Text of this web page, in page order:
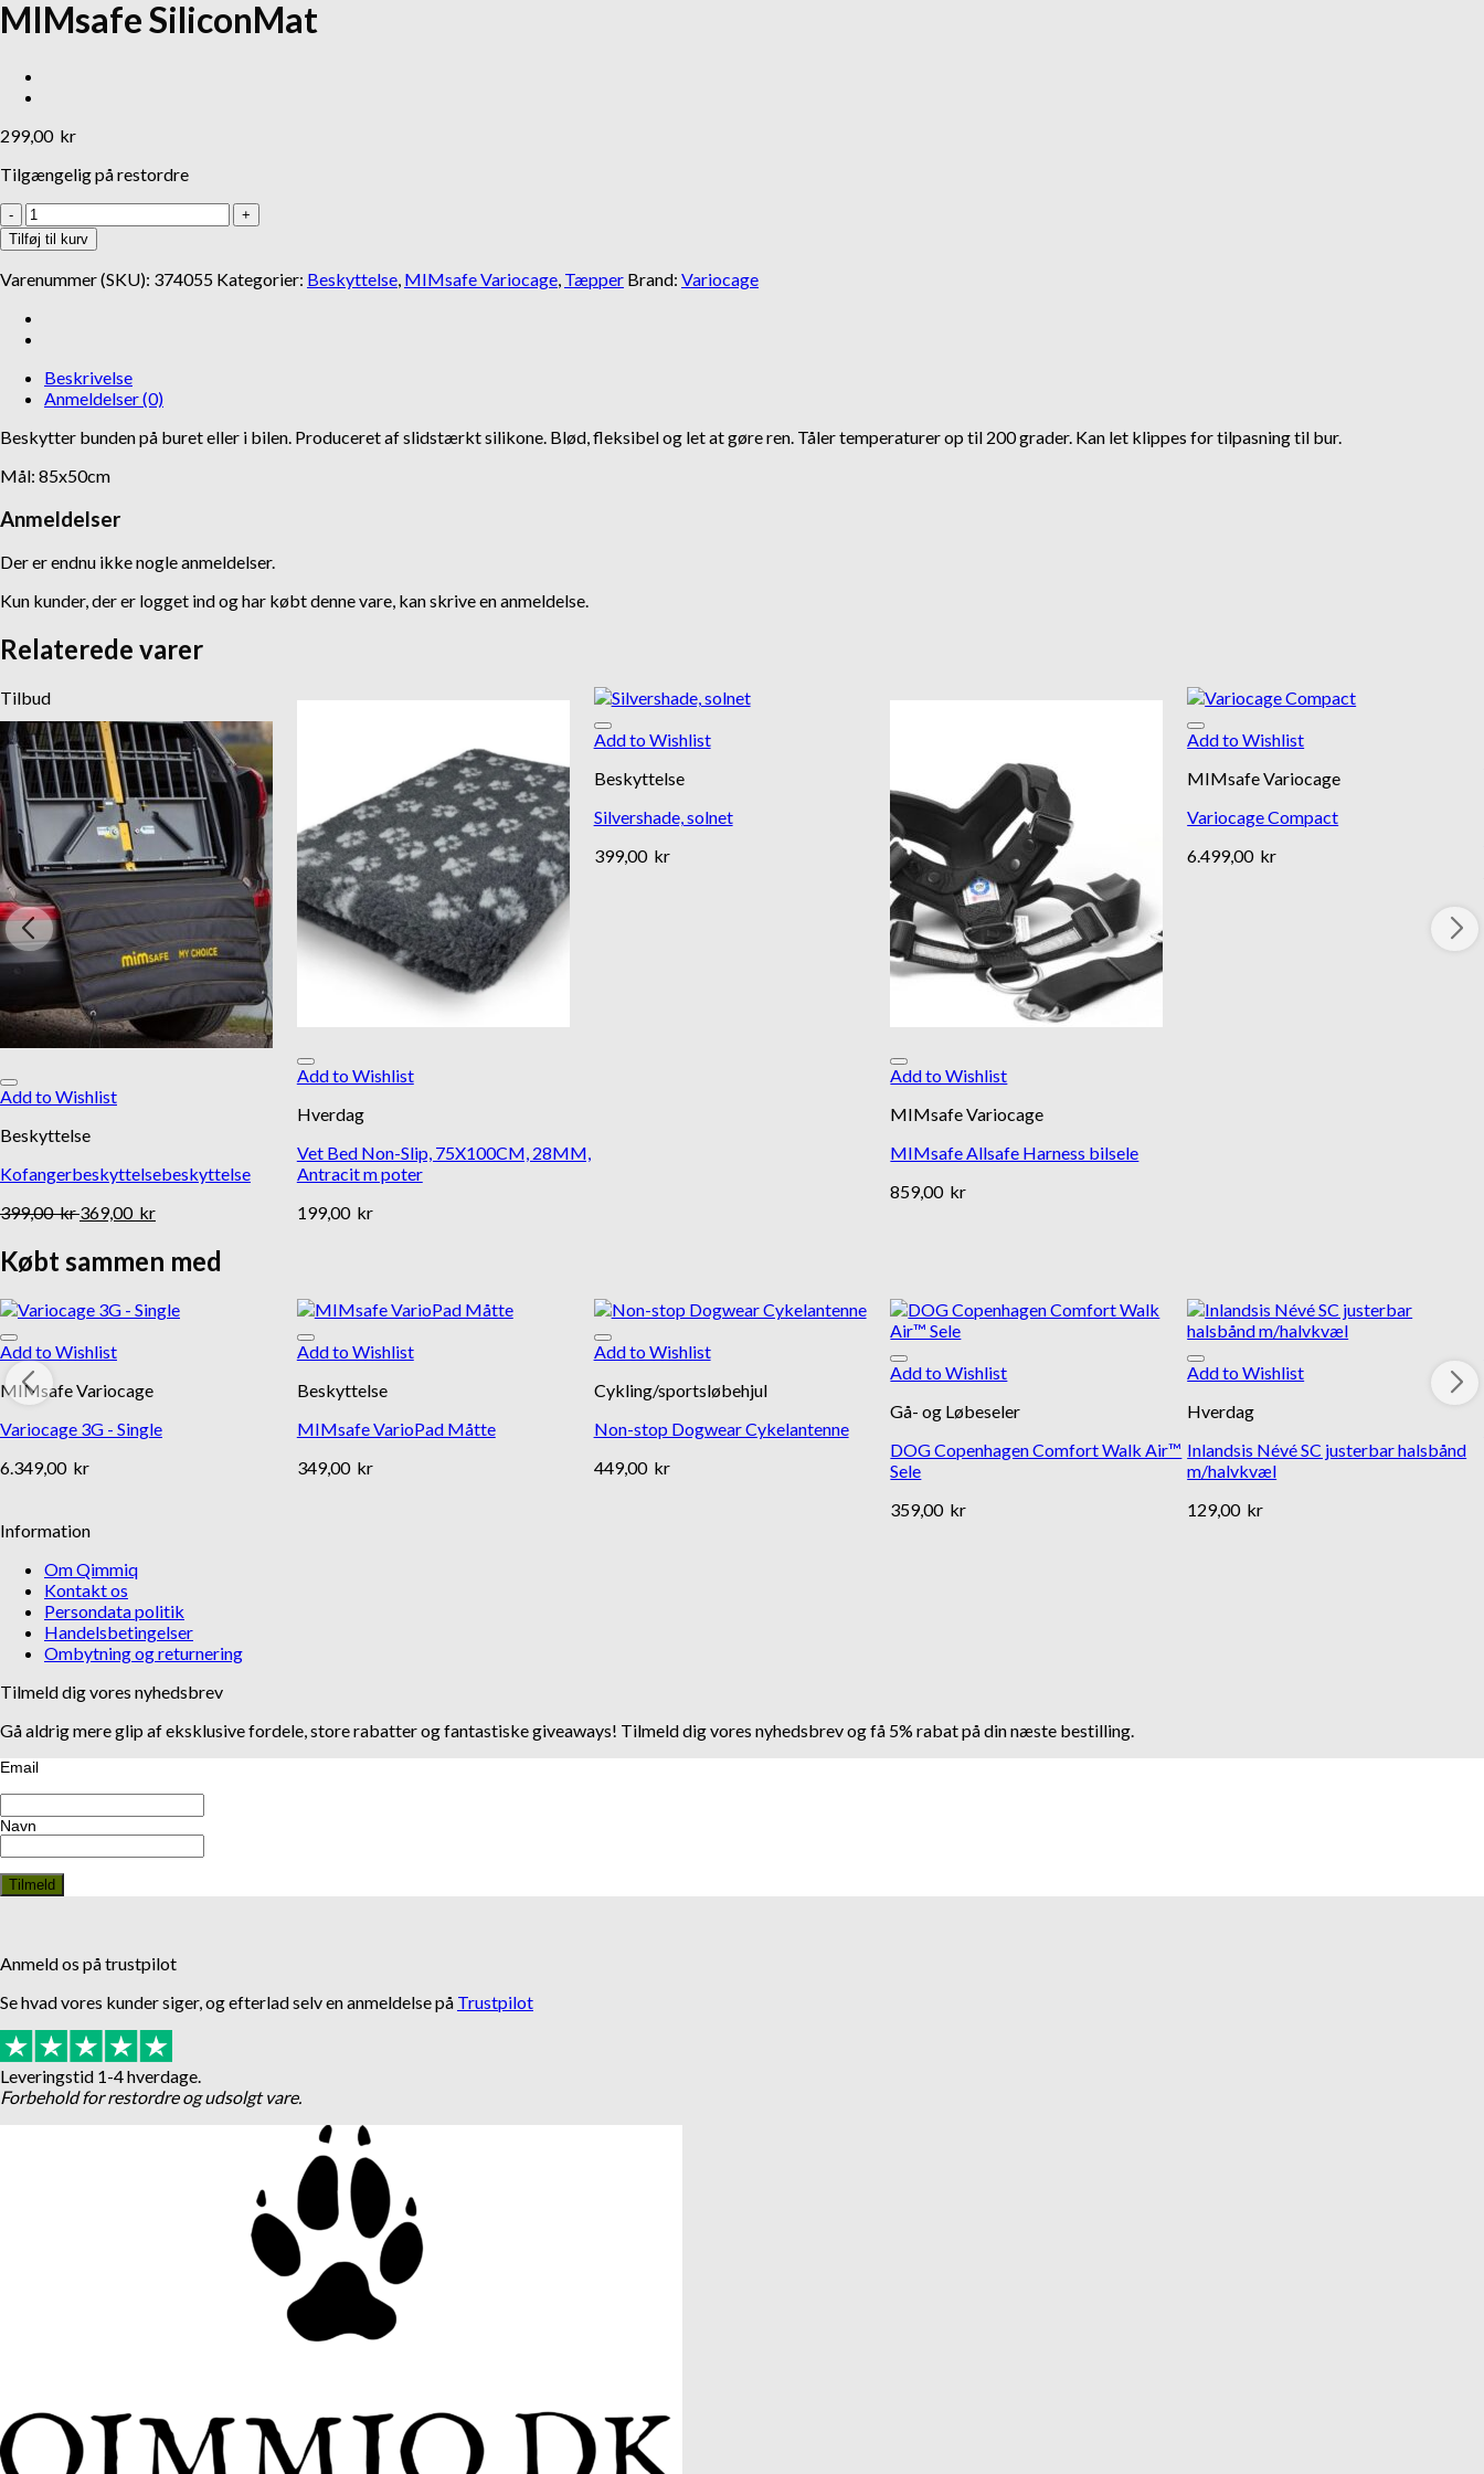
Hverdag
MIMsafe SiliconMat
299,00 kr
Tilgængelig på restordre
MIMsafe
SiliconMat
antal
Tilføj til kurv
Varenummer (SKU): 374055 Kategorier: Beskyttelse, MIMsafe Variocage, Tæpper Brand: Variocage
Beskrivelse
Anmeldelser (0)
Beskytter bunden på buret eller i bilen. Produceret af slidstærkt silikone. Blød, fleksibel og let at gøre ren. Tåler temperaturer op til 200 grader. Kan let klippes for tilpasning til bur.
Mål: 85x50cm
Anmeldelser
Der er endnu ikke nogle anmeldelser.
Kun kunder, der er logget ind og har købt denne vare, kan skrive en anmeldelse.
Relaterede varer
Tilbud
Add to Wishlist
Beskyttelse
Kofangerbeskyttelsebeskyttelse
399,00kr369,00 kr
Add to Wishlist
Hverdag
Vet Bed Non-Slip, 75X100CM, 28MM,
Antracit m poter
199,00 kr
Add to Wishlist
Beskyttelse
Silvershade, solnet
399,00 kr
Add to Wishlist
MIMsafe Variocage
MIMsafe Allsafe Harness bilsele
859,00 kr
Add to Wishlist
MIMsafe Variocage
Variocage Compact
6.499,00 kr
Købt sammen med
Add to Wishlist
MIMsafe Variocage
Variocage 3G - Single
6.349,00 kr
Add to Wishlist
Beskyttelse
MIMsafe VarioPad Måtte
349,00 kr
Add to Wishlist
Cykling/sportsløbehjul
Non-stop Dogwear Cykelantenne
449,00 kr
Add to Wishlist
Gå- og Løbeseler
DOG Copenhagen Comfort Walk Air™
Sele
359,00 kr
Add to Wishlist
Hverdag
Inlandsis Névé SC justerbar halsbånd
m/halvkvæl
129,00 kr
Information
Om Qimmiq
Kontakt os
Persondata politik
Handelsbetingelser
Ombytning og returnering
Tilmeld dig vores nyhedsbrev
Gå aldrig mere glip af eksklusive fordele, store rabatter og fantastiske giveaways! Tilmeld dig vores nyhedsbrev og få 5% rabat på din næste bestilling.
Email
Navn
Anmeld os på trustpilot
Se hvad vores kunder siger, og efterlad selv en anmeldelse på Trustpilot
Leveringstid 1-4 hverdage.
Forbehold for restordre og udsolgt vare.